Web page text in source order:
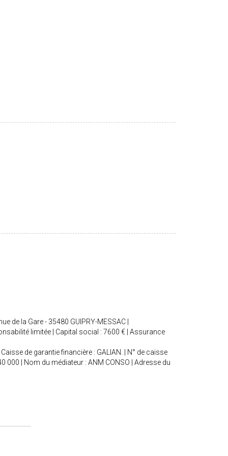
de la Gare - 35480 GUIPRY-MESSAC |
limitée | Capital social : 7600 € | Assurance
de garantie financière : GALIAN. | N° de caisse
000 | Nom du médiateur : ANM CONSO | Adresse du